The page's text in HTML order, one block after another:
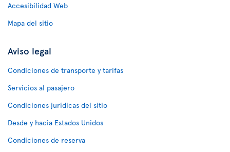
Accesibilidad Web
Mapa del sitio
Aviso legal
Condiciones de transporte y tarifas
Servicios al pasajero
Condiciones jurídicas del sitio
Desde y hacia Estados Unidos
Condiciones de reserva